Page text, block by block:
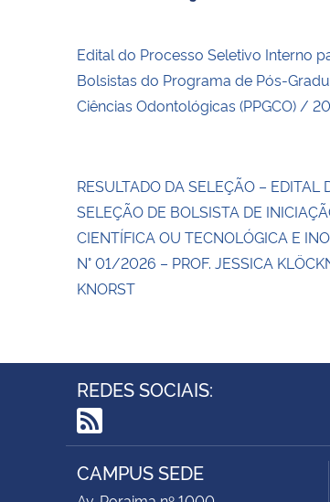
Edital do Processo Seletivo Interno
Bolsistas do Programa de Pós-
Ciências Odontológicas (PPGCO) /
RESULTADO DA SELEÇÃO – EDITAL
SELEÇÃO DE BOLSISTA DE
CIENTÍFICA OU TECNOLÓGICA E
N° 01/2026 – PROF. JESSICA
KNORST
REDES SOCIAIS:
RSS
CAMPUS SEDE